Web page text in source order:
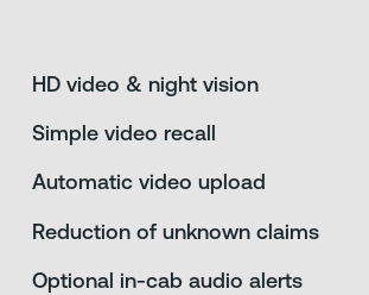
HD video & night vision
Simple video recall
Automatic video upload
Reduction of unknown claims
Optional in-cab audio alerts